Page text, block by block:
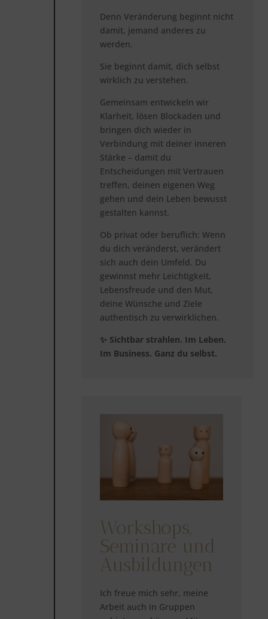
Denn Veränderung beginnt nicht
damit, jemand anderes zu
werden.
Sie beginnt damit, dich selbst
wirklich zu verstehen.
Gemeinsam entwickeln wir
Klarheit, lösen Blockaden und
bringen dich wieder in
Verbindung mit deiner inneren
Stärke – damit du
Entscheidungen mit Vertrauen
treffen, deinen eigenen Weg
gehen und dein Leben bewusst
gestalten kannst.
Ob privat oder beruflich: Wenn
du dich veränderst, verändert
sich auch dein Umfeld. Du
gewinnst mehr Leichtigkeit,
Lebensfreude und den Mut,
deine Wünsche und Ziele
authentisch zu verwirklichen.
✨ Sichtbar strahlen. Im Leben.
Im Business. Ganz du selbst.
Workshops,
Seminare und
Ausbildungen
Ich freue mich sehr, meine
Arbeit auch in Gruppen